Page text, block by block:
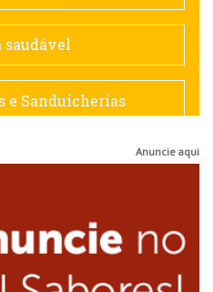
e Oriental
saudável
e Sanduicherias
Anuncie aqui